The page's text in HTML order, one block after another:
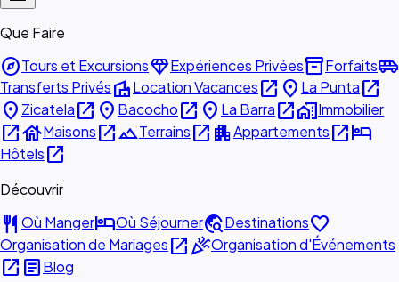
Que Faire
exploreTours et ExcursionsdiamondExpériences Privéesinventory_2Forfaitsairport_shuttle
Transferts PrivésvillaLocation Vacancesopen_in_new place La Puntaopen_in_new
place Zicatelaopen_in_new place Bacochoopen_in_new place La Barraopen_in_newhome_workImmobilier
open_in_newhouseMaisonsopen_in_newlandscapeTerrainsopen_in_new apartmentAppartementsopen_in_newhotel
Hôtelsopen_in_new
Découvrir
restaurant Où MangerhotelOù Séjournertravel_exploreDestinationsfavorite
Organisation de Mariagesopen_in_newcelebrationOrganisation d'Événements
open_in_new articleBlog